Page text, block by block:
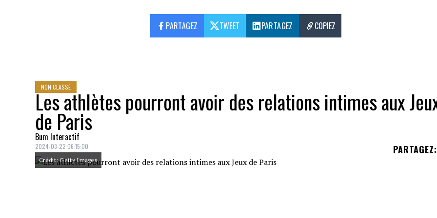
PARTAGEZ TWEET PARTAGEZ COPIEZ
NON CLASSÉ
Les athlètes pourront avoir des relations intimes aux
de Paris
Bum Interactif
2024-03-22 06:15:00 PARTAGEZ:
Crédit: Getty Images